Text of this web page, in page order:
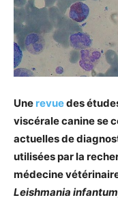
Une revuedes
viscérale canine se
actuelles de
utilisées par la
médecine
Leishmania